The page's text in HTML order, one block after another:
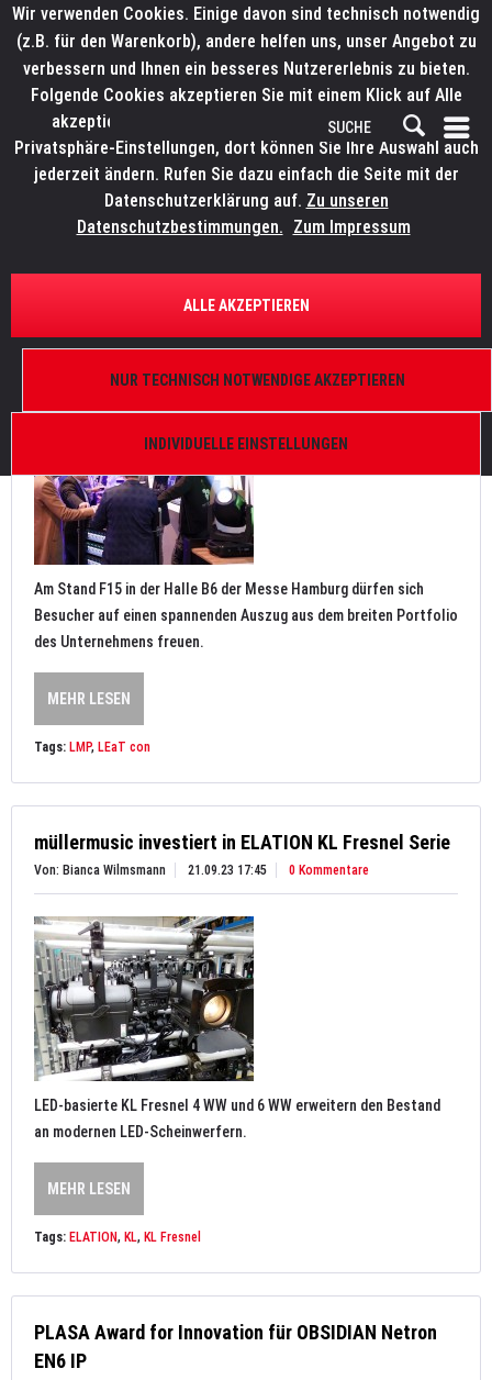
FILTERN
LMP auf der LEaT con
Von: Bianca Wilmsmann 25.09.23 10:30 0 Kommentare
Am Stand F15 in der Halle B6 der Messe Hamburg dürfen sich
Besucher auf einen spannenden Auszug aus dem breiten Portfolio
des Unternehmens freuen.
MEHR LESEN
Tags: LMP, LEaT con
müllermusic investiert in ELATION KL Fresnel Serie
Von: Bianca Wilmsmann 21.09.23 17:45 0 Kommentare
LED-basierte KL Fresnel 4 WW und 6 WW erweitern den Bestand
an modernen LED-Scheinwerfern.
MEHR LESEN
Tags: ELATION, KL, KL Fresnel
PLASA Award for Innovation für OBSIDIAN Netron
EN6 IP
Wir verwenden Cookies. Einige davon sind technisch notwendig
(z.B. für den Warenkorb), andere helfen uns, unser Angebot zu
verbessern und Ihnen ein besseres Nutzererlebnis zu bieten.
Folgende Cookies akzeptieren Sie mit einem Klick auf Alle
akzeptieren. Weitere Informationen finden Sie in den
Privatsphäre-Einstellungen, dort können Sie Ihre Auswahl auch
jederzeit ändern. Rufen Sie dazu einfach die Seite mit der
Datenschutzerklärung auf. Zu unseren
Datenschutzbestimmungen. Zum Impressum
INDIVIDUELLE EINSTELLUNGEN
NUR TECHNISCH NOTWENDIGE AKZEPTIEREN
ALLE AKZEPTIEREN